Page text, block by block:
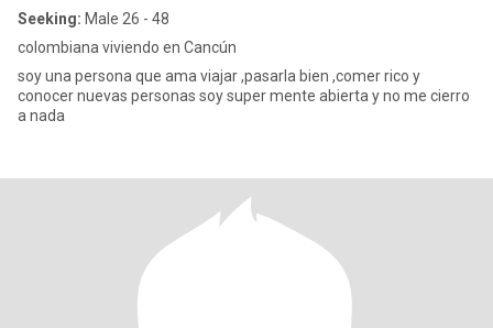
Seeking: Male 26 - 48
colombiana viviendo en Cancún
soy una persona que ama viajar ,pasarla bien ,comer rico y
conocer nuevas personas soy super mente abierta y no me cierro
a nada